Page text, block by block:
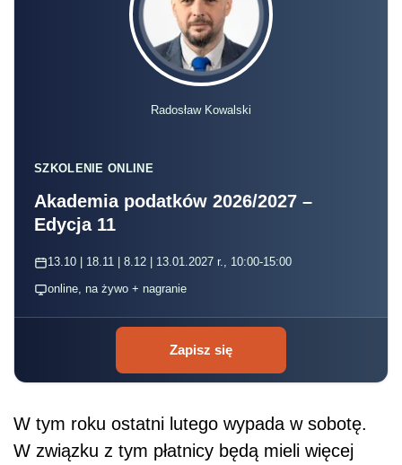
Radosław Kowalski
SZKOLENIE ONLINE
Akademia podatków 2026/2027 –
Edycja 11
13.10 | 18.11 | 8.12 | 13.01.2027 r., 10:00-15:00
online, na żywo + nagranie
Zapisz się
W tym roku ostatni lutego wypada w sobotę.
W związku z tym płatnicy będą mieli więcej